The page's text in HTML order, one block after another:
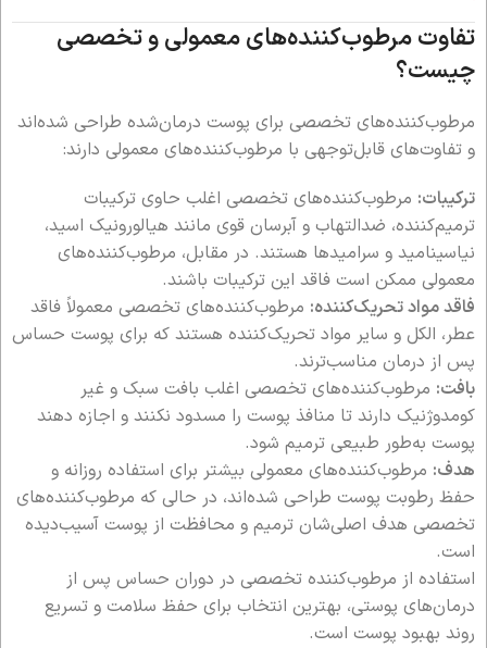
تفاوت مرطوب‌کننده‌های معمولی و تخصصی
چیست؟
مرطوب‌کننده‌های تخصصی برای پوست درمان‌شده طراحی شده‌اند
و تفاوت‌های قابل‌توجهی با مرطوب‌کننده‌های معمولی دارند:
ترکیبات: مرطوب‌کننده‌های تخصصی اغلب حاوی ترکیبات
ترمیم‌کننده، ضدالتهاب و آبرسان قوی مانند هیالورونیک اسید،
نیاسینامید و سرامیدها هستند. در مقابل، مرطوب‌کننده‌های
معمولی ممکن است فاقد این ترکیبات باشند.
فاقد مواد تحریک‌کننده: مرطوب‌کننده‌های تخصصی معمولاً فاقد
عطر، الکل و سایر مواد تحریک‌کننده هستند که برای پوست حساس
پس از درمان مناسب‌ترند.
بافت: مرطوب‌کننده‌های تخصصی اغلب بافت سبک و غیر
کومدوژنیک دارند تا منافذ پوست را مسدود نکنند و اجازه دهند
پوست به‌طور طبیعی ترمیم شود.
هدف: مرطوب‌کننده‌های معمولی بیشتر برای استفاده روزانه و
حفظ رطوبت پوست طراحی شده‌اند، در حالی که مرطوب‌کننده‌های
تخصصی هدف اصلی‌شان ترمیم و محافظت از پوست آسیب‌دیده
است.
استفاده از مرطوب‌کننده تخصصی در دوران حساس پس از
درمان‌های پوستی، بهترین انتخاب برای حفظ سلامت و تسریع
روند بهبود پوست است.